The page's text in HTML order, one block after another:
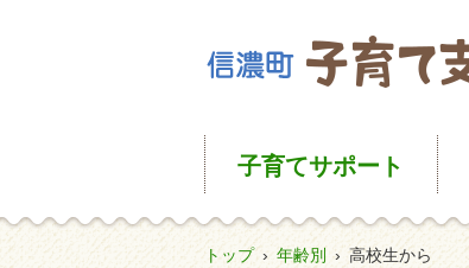
子育てサポート
トップ › 年齢別 › 高校生から